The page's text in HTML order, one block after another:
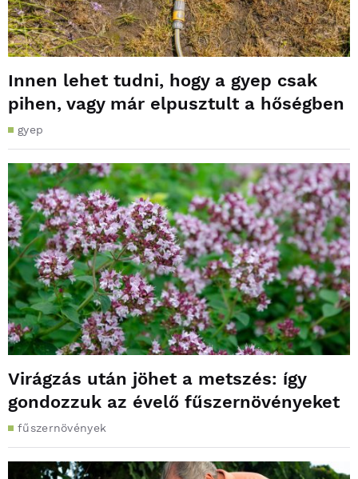
Innen lehet tudni, hogy a gyep csak
pihen, vagy már elpusztult a hőségben
gyep
Virágzás után jöhet a metszés: így
gondozzuk az évelő fűszernövényeket
fűszernövények